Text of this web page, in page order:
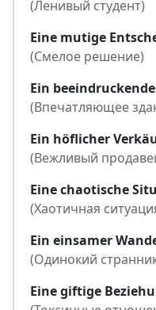
(Ленивый студент)
Eine mutige
(Смелое решение)
Ein
(Впечатляющее
Ein höflicher
(Вежливый
Eine chaotische
(Хаотичная
Ein einsamer
(Одинокий
Eine giftige